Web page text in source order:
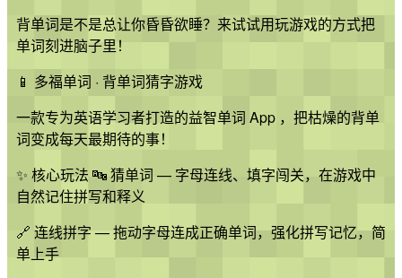
背单词是不是总让你昏昏欲睡？来试试用玩游戏的方式把
单词刻进脑子里！
📱 多福单词 · 背单词猜字游戏
一款专为英语学习者打造的益智单词 App ，把枯燥的背单
词变成每天最期待的事！
✨ 核心玩法 🔤 猜单词 — 字母连线、填字闯关，在游戏中
自然记住拼写和释义
🔗 连线拼字 — 拖动字母连成正确单词，强化拼写记忆，简
单上手